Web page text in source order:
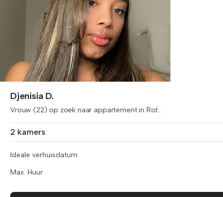
Djenisia D.
Vrouw (22) op zoek naar appartement in Rot...
2 kamers
Ideale verhuisdatum
Max. Huur